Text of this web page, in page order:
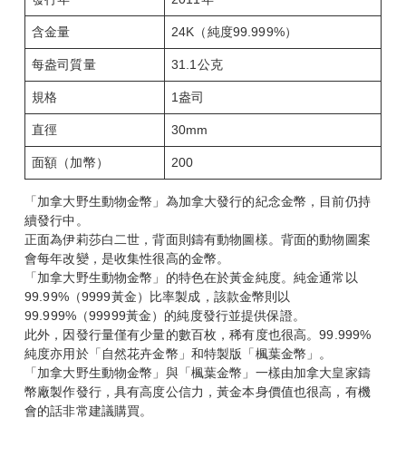
含金量 24K（純度99.999%）
每盎司質量 31.1公克
規格 1盎司
直徑 30mm
面額（加幣） 200
「加拿大野生動物金幣」為加拿大發行的紀念金幣，目前仍持
續發行中。
正面為伊莉莎白二世，背面則鑄有動物圖樣。背面的動物圖案
會每年改變，是收集性很高的金幣。
「加拿大野生動物金幣」的特色在於黃金純度。純金通常以
99.99%（9999黃金）比率製成，該款金幣則以
99.999%（99999黃金）的純度發行並提供保證。
此外，因發行量僅有少量的數百枚，稀有度也很高。99.999%
純度亦用於「自然花卉金幣」和特製版「楓葉金幣」。
「加拿大野生動物金幣」與「楓葉金幣」一樣由加拿大皇家鑄
幣廠製作發行，具有高度公信力，黃金本身價值也很高，有機
會的話非常建議購買。